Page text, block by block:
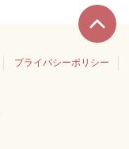
プライバシーポリシー